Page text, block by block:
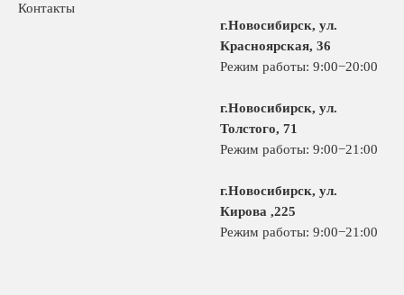
Контакты
г.Новосибирск, ул.
Красноярская, 36
Режим работы: 9:00−20:00
г.Новосибирск, ул.
Толстого, 71
Режим работы: 9:00−21:00
г.Новосибирск, ул.
Кирова ,225
Режим работы: 9:00−21:00